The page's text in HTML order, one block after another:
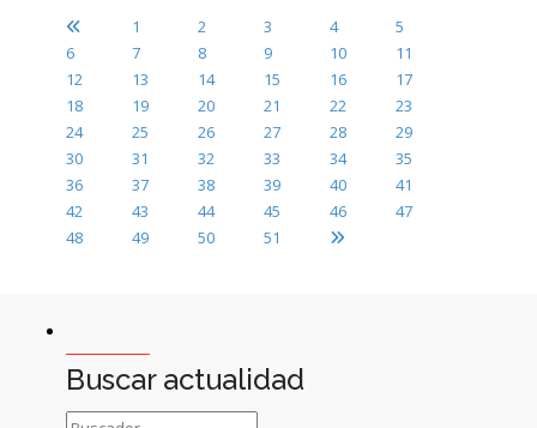
1 2 3 4
5
6
7 8 9 10
11
12
13 14 15 16
17
18
19 20 21 22
23
24
25 26 27 28
29
30
31 32 33 34
35
36
37 38 39 40
41
42
43 44 45 46
47
48
49 50 51
Buscar actualidad